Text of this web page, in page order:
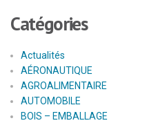
Catégories
Actualités
AÉRONAUTIQUE
AGROALIMENTAIRE
AUTOMOBILE
BOIS – EMBALLAGE